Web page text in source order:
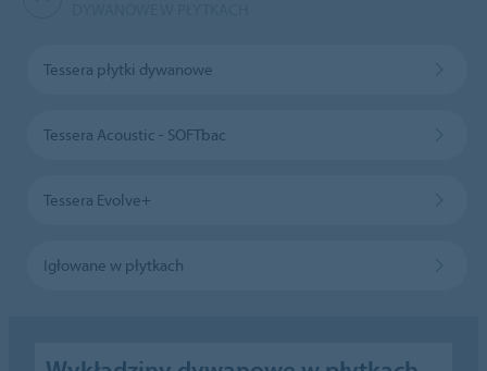
Tessera płytki dywanowe
Tessera Acoustic - SOFTbac
Tessera Evolve+
Igłowane w płytkach